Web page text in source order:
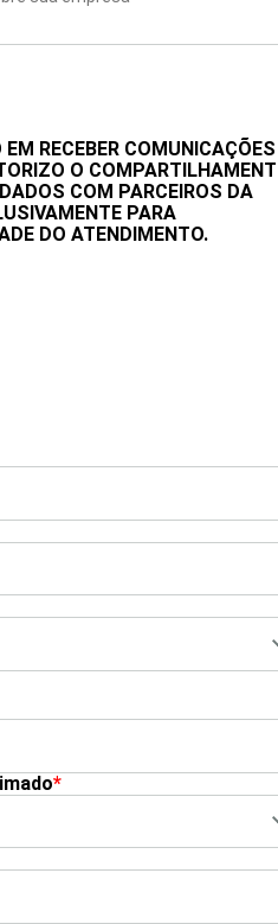
EM RECEBER
O
COM PARCEIROS DA
PARA
DO ATENDIMENTO.
*